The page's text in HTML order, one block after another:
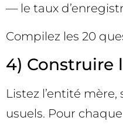
— le taux
Compilez les 20
4) Construire
Listez l’entité
usuels. Pour